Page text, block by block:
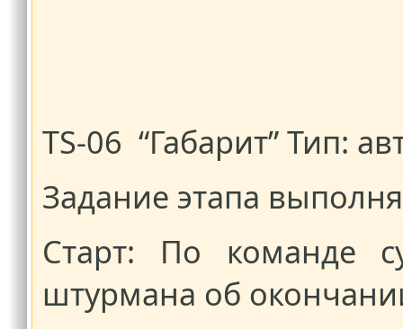
TS-06 “Габарит” Тип:
Задание этапа
Старт: По команде
штурмана об